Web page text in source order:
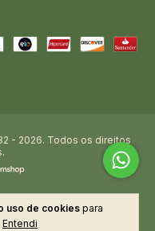
uso de cookiespara
Entendi
- 2026. Todos os direitos